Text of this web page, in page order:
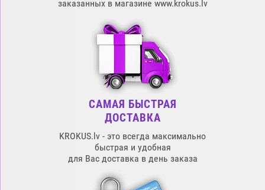
заказанных в магазине www.krokus.lv
САМАЯ БЫСТРАЯ
ДОСТАВКА
KROKUS.lv - это всегда максимально
быстрая и удобная
для Вас доставка в день заказа